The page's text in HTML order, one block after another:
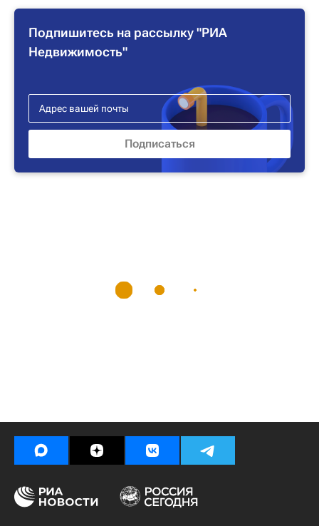
Подпишитесь на рассылку "РИА
Недвижимость"